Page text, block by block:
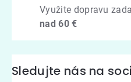
Využite dopravu
nad 60 €
Sledujte nás na